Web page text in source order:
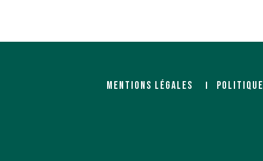
MENTIONS LÉGALES